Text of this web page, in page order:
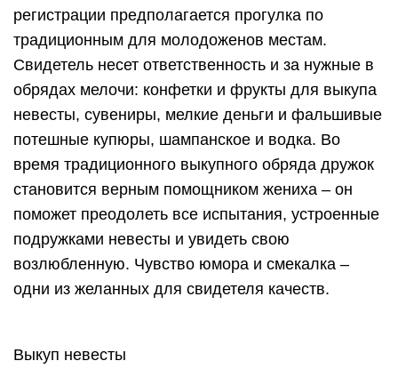
регистрации предполагается прогулка по
традиционным для молодоженов местам.
Свидетель несет ответственность и за нужные в
обрядах мелочи: конфетки и фрукты для выкупа
невесты, сувениры, мелкие деньги и фальшивые
потешные купюры, шампанское и водка. Во
время традиционного выкупного обряда дружок
становится верным помощником жениха – он
поможет преодолеть все испытания, устроенные
подружками невесты и увидеть свою
возлюбленную. Чувство юмора и смекалка –
одни из желанных для свидетеля качеств.
Выкуп невесты